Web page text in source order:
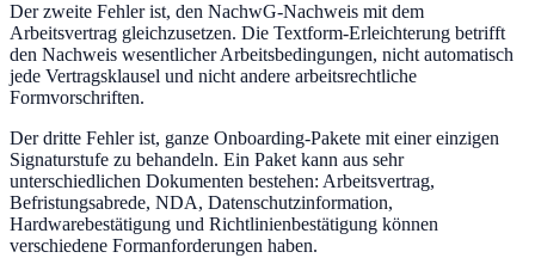
Der zweite Fehler ist, den NachwG-Nachweis mit dem
Arbeitsvertrag gleichzusetzen. Die Textform-Erleichterung betrifft
den Nachweis wesentlicher Arbeitsbedingungen, nicht automatisch
jede Vertragsklausel und nicht andere arbeitsrechtliche
Formvorschriften.
Der dritte Fehler ist, ganze Onboarding-Pakete mit einer einzigen
Signaturstufe zu behandeln. Ein Paket kann aus sehr
unterschiedlichen Dokumenten bestehen: Arbeitsvertrag,
Befristungsabrede, NDA, Datenschutzinformation,
Hardwarebestätigung und Richtlinienbestätigung können
verschiedene Formanforderungen haben.